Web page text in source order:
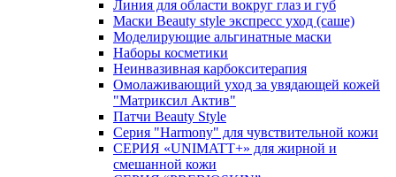
Линия для области вокруг глаз и губ
Маски Beauty style экспресс уход (саше)
Моделирующие альгинатные маски
Наборы косметики
Неинвазивная карбокситерапия
Омолаживающий уход за увядающей кожей
"Матриксил Актив"
Патчи Beauty Style
Серия "Harmony" для чувствительной кожи
СЕРИЯ «UNIMATT+» для жирной и
смешанной кожи